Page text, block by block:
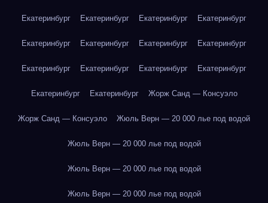
Екатеринбург Екатеринбург Екатеринбург Екатеринбург
Екатеринбург Екатеринбург Екатеринбург Екатеринбург
Екатеринбург Екатеринбург Екатеринбург Екатеринбург
Екатеринбург Екатеринбург Жорж Санд — Консуэло
Жорж Санд — Консуэло Жюль Верн — 20 000 лье под водой
Жюль Верн — 20 000 лье под водой
Жюль Верн — 20 000 лье под водой
Жюль Верн — 20 000 лье под водой